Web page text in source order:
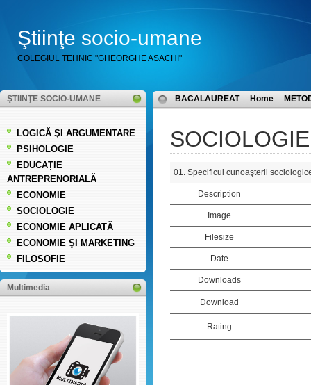
Ştiinţe socio-umane
COLEGIUL TEHNIC "GHEORGHE ASACHI"
ŞTIINŢE SOCIO-UMANE
LOGICĂ ŞI ARGUMENTARE
PSIHOLOGIE
EDUCAȚIE
ANTREPRENORIALĂ
ECONOMIE
SOCIOLOGIE
ECONOMIE APLICATĂ
ECONOMIE ŞI MARKETING
FILOSOFIE
Multimedia
BACALAUREAT Home
SOCIOLOGIE
01. Specificul cunoaşterii
Description
Image
Filesize
Date
Downloads
Download
Rating